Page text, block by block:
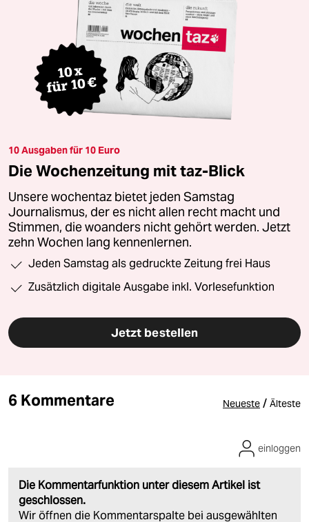
10 Ausgaben für 10 Euro
Die Wochenzeitung mit taz-Blick
Unsere wochentaz bietet jeden Samstag
Journalismus, der es nicht allen recht macht und
Stimmen, die woanders nicht gehört werden. Jetzt
zehn Wochen lang kennenlernen.
Jeden Samstag als gedruckte Zeitung frei Haus
Zusätzlich digitale Ausgabe inkl. Vorlesefunktion
Jetzt bestellen
6 Kommentare Neueste / Älteste
Die Kommentarfunktion unter diesem Artikel ist
geschlossen.
Wir öffnen die Kommentarspalte bei ausgewählten
einloggen